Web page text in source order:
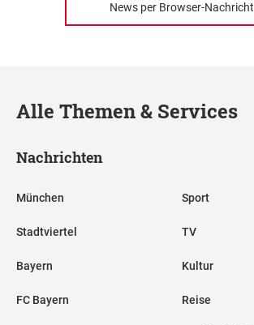
News per Browser-Nachricht
Alle Themen & Services
Nachrichten
München
Stadtviertel
Bayern
FC Bayern
Sport
TV
Kultur
Reise